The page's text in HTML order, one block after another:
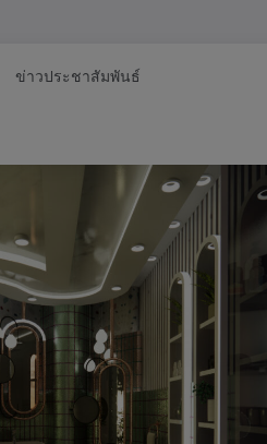
ข่าวประชาสัมพันธ์